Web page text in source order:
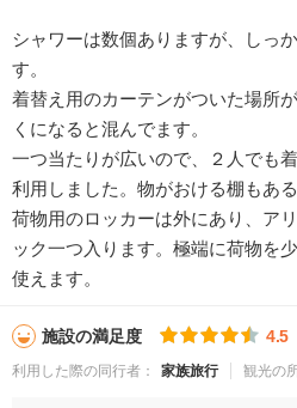
シャワーは数個ありますが、しっ
す。
着替え用のカーテンがついた場所
くになると混んでます。
一つ当たりが広いので、２人でも
利用しました。物がおける棚もあ
荷物用のロッカーは外にあり、ア
ック一つ入ります。極端に荷物を
使えます。
施設の満足度 4.5
利用した際の同行者： 家族旅行 観光の